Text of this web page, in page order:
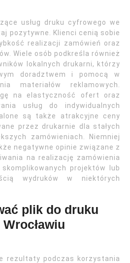
usług druku cyfrowego we
pozytywne. Klienci cenią sobie
realizacji zamówień oraz
Wiele osób podkreśla również
lokalnych drukarni, którzy
doradztwem i pomocą w
materiałów reklamowych.
na elastyczność ofert oraz
usług do indywidualnych
są także atrakcyjne ceny
przez drukarnie dla stałych
zamówieniach. Niemniej
negatywne opinie związane z
na realizację zamówienia
projektów lub
wydruków w niektórych
plik do druku
rezultaty podczas korzystania